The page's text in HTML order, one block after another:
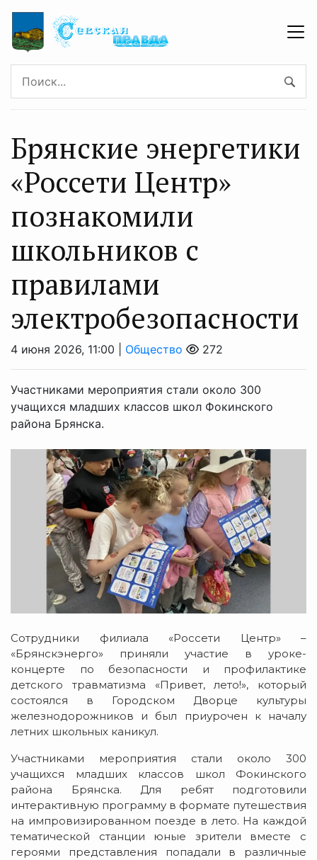
Брянские энергетики
«Россети Центр»
познакомили
школьников с
правилами
электробезопасности
4 июня 2026, 11:00 | Общество 272
Участниками мероприятия стали около 300
учащихся младших классов школ Фокинского
района Брянска.
Сотрудники филиала «Россети Центр» –
«Брянскэнерго» приняли участие в уроке-
концерте по безопасности и профилактике
детского травматизма «Привет, лето!», который
состоялся в Городском Дворце культуры
железнодорожников и был приурочен к началу
летних школьных каникул.
Участниками мероприятия стали около 300
учащихся младших классов школ Фокинского
района Брянска. Для ребят подготовили
интерактивную программу в формате путешествия
на импровизированном поезде в лето. На каждой
тематической станции юные зрители вместе с
героями представления попадали в различные